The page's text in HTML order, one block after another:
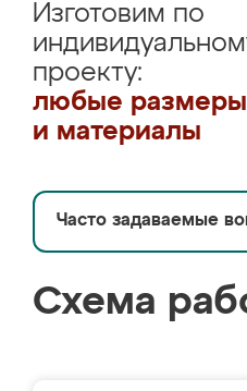
Изготовим по
проекту:
любые
и материалы
Часто задаваемые
Схема